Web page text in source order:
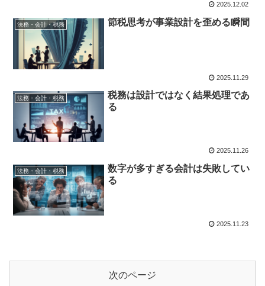
2025.12.02
法務・会計・税務 節税思考が事業設計を歪める瞬間
2025.11.29
法務・会計・税務
税務は設計ではなく結果処理であ
る
2025.11.26
法務・会計・税務
数字が多すぎる会計は失敗してい
る
2025.11.23
次のページ